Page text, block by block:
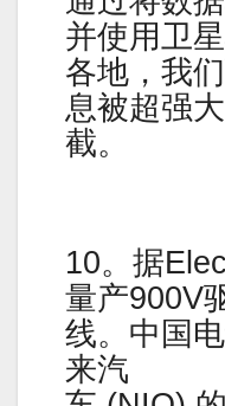
并使用卫
各地，我
息被超强
截。
10。据
量产900V
线。中国
来汽